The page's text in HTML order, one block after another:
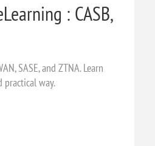
: CASB,
SASE, and ZTNA. Learn
practical way.